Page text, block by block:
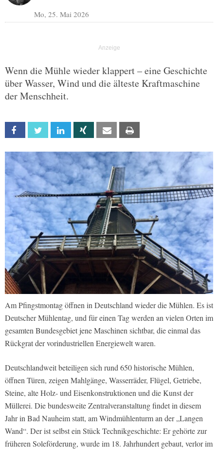
Mo, 25. Mai 2026
Wenn die Mühle wieder klappert – eine Geschichte
über Wasser, Wind und die älteste Kraftmaschine
der Menschheit.
Facebook Twitter Linkedin Xing Email
Am Pfingstmontag öffnen in Deutschland wieder die Mühlen. Es ist
Deutscher Mühlentag, und für einen Tag werden an vielen Orten im
gesamten Bundesgebiet jene Maschinen sichtbar, die einmal das
Rückgrat der vorindustriellen Energiewelt waren.
Deutschlandweit beteiligen sich rund 650 historische Mühlen,
öffnen Türen, zeigen Mahlgänge, Wasserräder, Flügel, Getriebe,
Steine, alte Holz- und Eisenkonstruktionen und die Kunst der
Müllerei. Die bundesweite Zentralveranstaltung findet in diesem
Jahr in Bad Nauheim statt, am Windmühlenturm an der „Langen
Wand“. Der ist selbst ein Stück Technikgeschichte: Er gehörte zur
früheren Soleförderung, wurde im 18. Jahrhundert gebaut, verlor im